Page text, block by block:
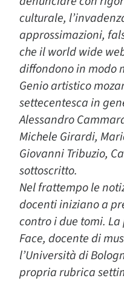
culturale,
approssimazioni,
che il world wide
diffondono in modo
Genio artistico
settecentesca in
Alessandro
Michele Girardi,
Giovanni Tribuzio,
sottoscritto.
Nel frattempo le
docenti iniziano a
contro i due tomi.
Face, docente di
l’Università di
propria rubrica